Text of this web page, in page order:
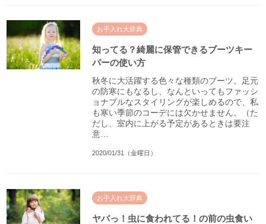
お手入れ大辞典
知ってる？綺麗に保管できるブーツキー
パーの使い方
秋冬に大活躍する色々な種類のブーツ。足元
の防寒にもなるし、なんといってもファッシ
ョナブルなスタイリングが楽しめるので、私
も寒い季節のコーデには欠かせません。（た
だし、室内に上がる予定があるときは要注
意…
2020/01/31（金曜日）
お手入れ大辞典
ヤバっ！虫に食われてる！の前の虫食い